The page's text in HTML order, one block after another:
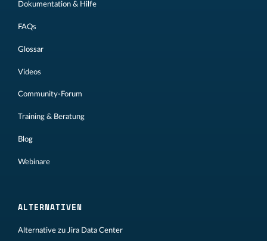
Dokumentation & Hilfe
FAQs
Glossar
Videos
Community-Forum
Training & Beratung
Blog
Webinare
ALTERNATIVEN
Alternative zu Jira Data Center